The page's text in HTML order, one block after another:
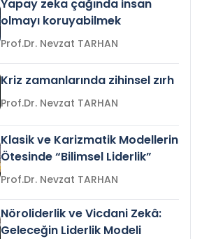
Yapay zeka çağında insan
olmayı koruyabilmek
Prof.Dr. Nevzat TARHAN
Kriz zamanlarında zihinsel zırh
Prof.Dr. Nevzat TARHAN
Klasik ve Karizmatik Modellerin
Ötesinde “Bilimsel Liderlik”
Prof.Dr. Nevzat TARHAN
Nöroliderlik ve Vicdani Zekâ:
Geleceğin Liderlik Modeli